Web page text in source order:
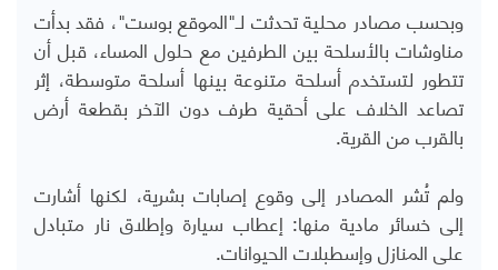
وبحسب مصادر محلية تحدثت لـ"الموقع بوست"، فقد بدأت
مناوشات بالأسلحة بين الطرفين مع حلول المساء، قبل أن
تتطور لتستخدم أسلحة متنوعة بينها أسلحة متوسطة، إثر
تصاعد الخلاف على أحقية طرف دون الآخر بقطعة أرض
بالقرب من القرية.
ولم تُشر المصادر إلى وقوع إصابات بشرية، لكنها أشارت
إلى خسائر مادية منها: إعطاب سيارة وإطلاق نار متبادل
على المنازل وإسطبلات الحيوانات.